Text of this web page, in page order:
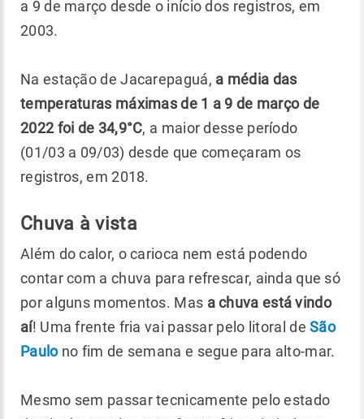
a 9 de março desde o início dos registros, em
2003.
Na estação de Jacarepaguá, a média das
temperaturas máximas de 1 a 9 de março de
2022 foi de 34,9°C, a maior desse período
(01/03 a 09/03) desde que começaram os
registros, em 2018.
Chuva à vista
Além do calor, o carioca nem está podendo
contar com a chuva para refrescar, ainda que só
por alguns momentos. Mas a chuva está vindo
aí! Uma frente fria vai passar pelo litoral deSão
Paulono fim de semana e segue para alto-mar.
Mesmo sem passar tecnicamente pelo estado